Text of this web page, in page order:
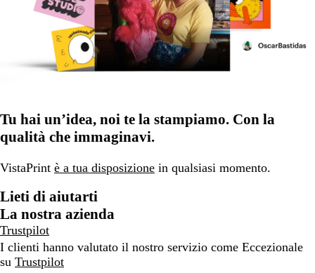
Tu hai un’idea, noi te la stampiamo. Con la
qualità che immaginavi.
VistaPrint è a tua disposizione in qualsiasi momento.
Lieti di aiutarti
La nostra azienda
Trustpilot
I clienti hanno valutato il nostro servizio come Eccezionale
su Trustpilot